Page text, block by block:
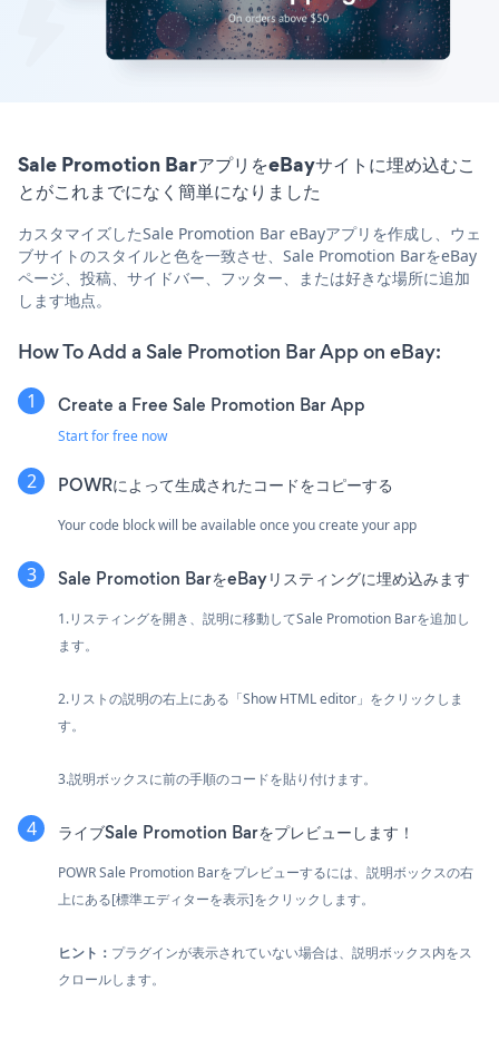
Sale Promotion BarアプリをeBayサイトに埋め込むこ
とがこれまでになく簡単になりました
カスタマイズしたSale Promotion Bar eBayアプリを作成し、ウェ
ブサイトのスタイルと色を一致させ、Sale Promotion BarをeBay
ページ、投稿、サイドバー、フッター、または好きな場所に追加
します地点。
How To Add a Sale Promotion Bar App on eBay:
Create a Free Sale Promotion Bar App
Start for free now
POWRによって生成されたコードをコピーする
Your code block will be available once you create your app
Sale Promotion BarをeBayリスティングに埋め込みます
1.リスティングを開き、説明に移動してSale Promotion Barを追加し
ます。
2.リストの説明の右上にある「Show HTML editor」をクリックしま
す。
3.説明ボックスに前の手順のコードを貼り付けます。
ライブSale Promotion Barをプレビューします！
POWR Sale Promotion Barをプレビューするには、説明ボックスの右
上にある[標準エディターを表示]をクリックします。
ヒント： プラグインが表示されていない場合は、説明ボックス内をス
クロールします。